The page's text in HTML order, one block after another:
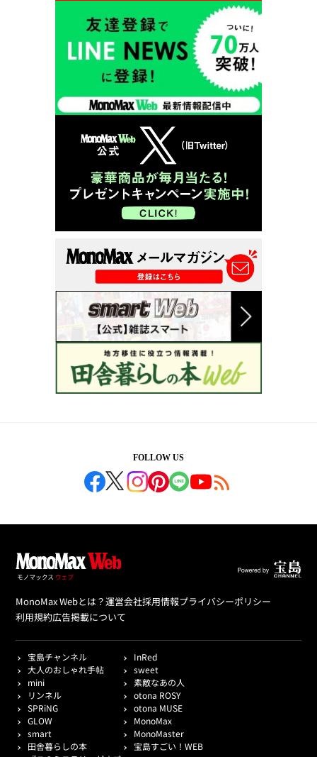
FOLLOW US
MonoMax Webとは？運営会社採用情報プライバシーポリシー
利用規約広告掲載について
宝島チャンネル
InRed
大人のおしゃれ手帖
sweet
mini
素敵なあの人
リンネル
otona ROSY
SPRiNG
otona MUSE
GLOW
MonoMax
smart
MonoMaster
田舎暮らしの本
宝島すごい！WEB